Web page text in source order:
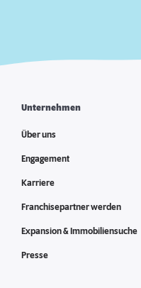
Unternehmen
Über uns
Engagement
Karriere
Franchisepartner werden
Expansion & Immobiliensuche
Presse